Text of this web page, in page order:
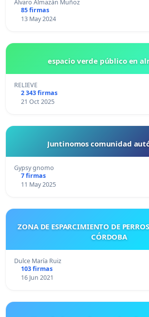
Álvaro Almazán Muñoz
85 firmas
13 May 2024
espacio verde público en
RELIEVE
2 343 firmas
21 Oct 2025
Juntinomos comunidad
Gypsy gnomo
7 firmas
11 May 2025
ZONA DE ESPARCIMIENTO DE
CÓRDOBA
Dulce María Ruiz
103 firmas
16 Jun 2021